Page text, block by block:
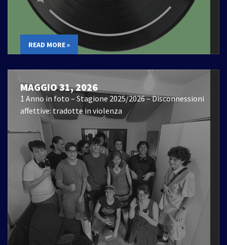
READ MORE »
MAGGIO 31, 2026
1 Anno in foto – Stagione 2025/2026 – Disconnessioni
affettive: tradotte in violenza